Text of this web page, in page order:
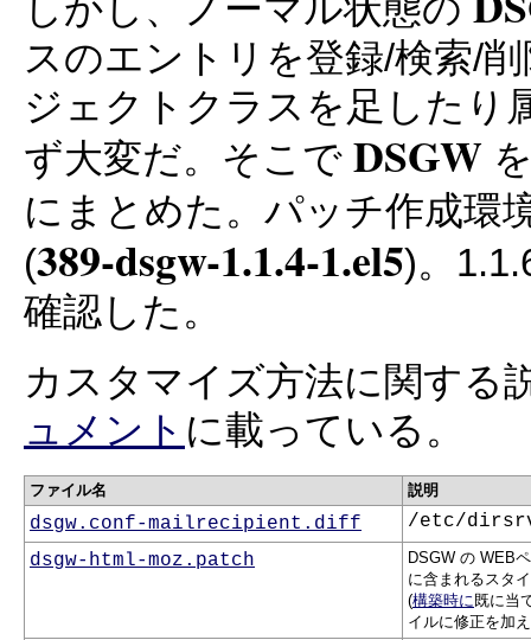
しかし、ノーマル状態の
スのエントリを登録/検索/
ジェクトクラスを足したり
ず大変だ。そこで DSGW
にまとめた。パッチ作成環
(389-dsgw-1.1.4-1.el5)。
確認した。
カスタマイズ方法に関する
ュメント に載っている。
ファイル名 説明
dsgw.conf-mailrecipient.diff
/etc/
dsgw-html-moz.patch
DSGW の WEB
に含まれるスタ
(構築時に既に当
イルに修正を加